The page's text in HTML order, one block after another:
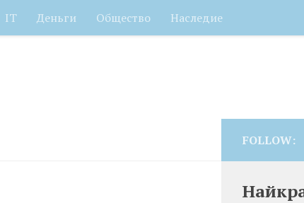
IT Деньги Общество Наследие
FOLLOW: